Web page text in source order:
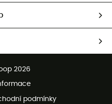
2026
podmínky